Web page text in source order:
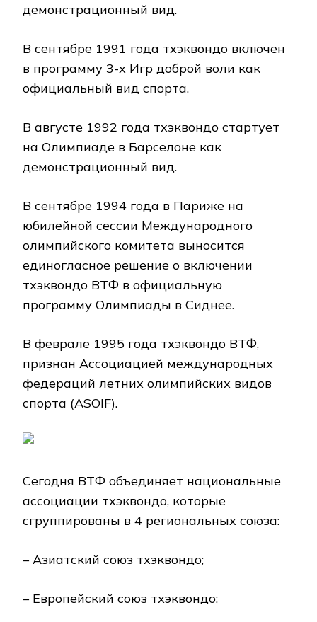
демонстрационный вид.
В сентябре 1991 года тхэквондо включен
в программу 3-х Игр доброй воли как
официальный вид спорта.
В августе 1992 года тхэквондо стартует
на Олимпиаде в Барселоне как
демонстрационный вид.
В сентябре 1994 года в Париже на
юбилейной сессии Международного
олимпийского комитета выносится
единогласное решение о включении
тхэквондо ВТФ в официальную
программу Олимпиады в Сиднее.
В феврале 1995 года тхэквондо ВТФ,
признан Ассоциацией международных
федераций летних олимпийских видов
спорта (ASOIF).
Сегодня ВТФ объединяет национальные
ассоциации тхэквондо, которые
сгруппированы в 4 региональных союза:
– Азиатский союз тхэквондо;
– Европейский союз тхэквондо;